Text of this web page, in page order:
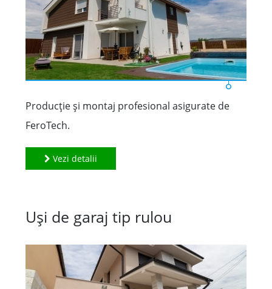
Producție și montaj profesional asigurate de
FeroTech.
Vezi detalii
Uşi de garaj tip rulou